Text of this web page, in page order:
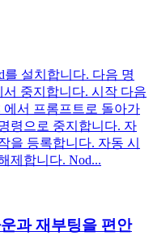
를 설치합니다. 다음 명
중지합니다. 시작 다음
서 프롬프트로 돌아가
령으로 중지합니다. 자
을 등록합니다. 자동 시
제합니다. Nod...
과 재부팅을 편안